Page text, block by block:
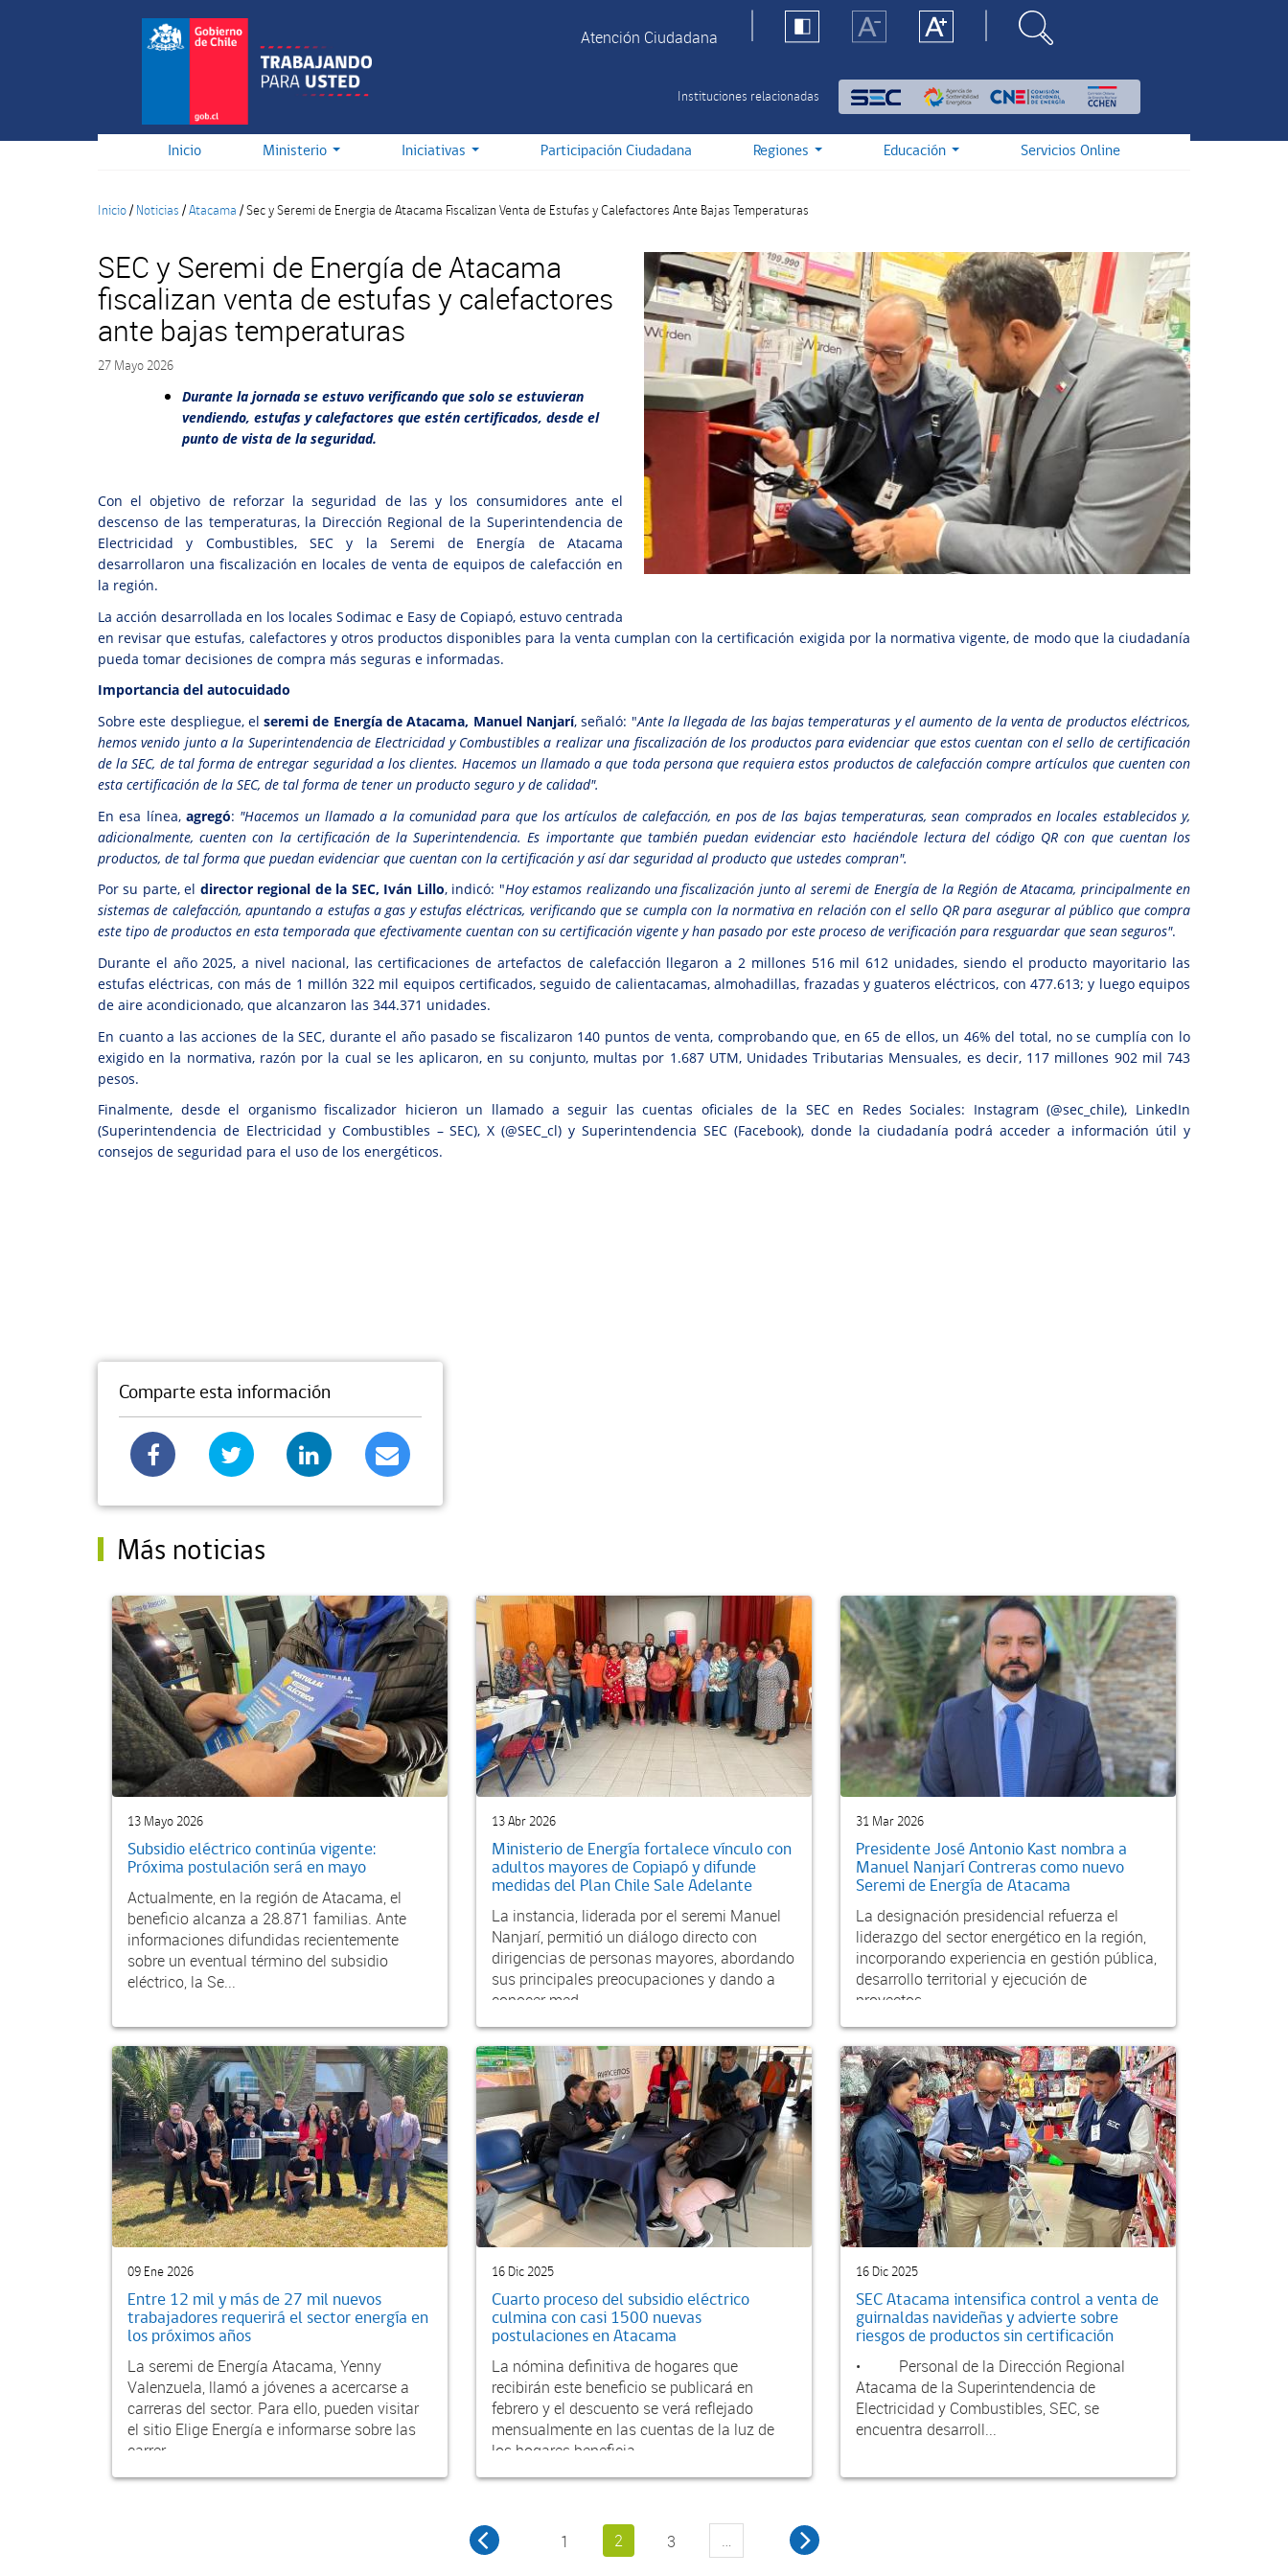
Atención Ciudadana
Instituciones relacionadas
Inicio Ministerio Iniciativas Participación Ciudadana Regiones Educación Servicios Online
Inicio/ Noticias /Atacama /Sec y Seremi de Energia de Atacama Fiscalizan Venta de Estufas y Calefactores Ante Bajas Temperaturas
SEC y Seremi de Energía de Atacama
fiscalizan venta de estufas y calefactores
ante bajas temperaturas
27 Mayo 2026
Durante la jornada se estuvo verificando que solo se estuvieran
vendiendo, estufas y calefactores que estén certificados, desde el
punto de vista de la seguridad.
Con el objetivo de reforzar la seguridad de las y los consumidores ante el
descenso de las temperaturas, la Dirección Regional de la Superintendencia de
Electricidad y Combustibles, SEC y la Seremi de Energía de Atacama
desarrollaron una fiscalización en locales de venta de equipos de calefacción en
la región.
La acción desarrollada en los locales Sodimac e Easy de Copiapó, estuvo centrada
en revisar que estufas, calefactores y otros productos disponibles para la venta cumplan con la certificación exigida por la normativa vigente, de modo que la ciudadanía
pueda tomar decisiones de compra más seguras e informadas.
Importancia del autocuidado
Sobre este despliegue, elseremi de Energía de Atacama, Manuel Nanjarí, señaló: "Ante la llegada de las bajas temperaturas y el aumento de la venta de productos eléctricos,
hemos venido junto a la Superintendencia de Electricidad y Combustibles a realizar una fiscalización de los productos para evidenciar que estos cuentan con el sello de certificación
de la SEC, de tal forma de entregar seguridad a los clientes. Hacemos un llamado a que toda persona que requiera estos productos de calefacción compre artículos que cuenten con
esta certificación de la SEC, de tal forma de tener un producto seguro y de calidad".
En esa línea, agregó: "Hacemos un llamado a la comunidad para que los artículos de calefacción, en pos de las bajas temperaturas, sean comprados en locales establecidos y,
adicionalmente, cuenten con la certificación de la Superintendencia. Es importante que también puedan evidenciar esto haciéndole lectura del código QR con que cuentan los
productos, de tal forma que puedan evidenciar que cuentan con la certificación y así dar seguridad al producto que ustedes compran".
Por su parte, el director regional de la SEC, Iván Lillo, indicó: "Hoy estamos realizando una fiscalización junto al seremi de Energía de la Región de Atacama, principalmente en
sistemas de calefacción, apuntando a estufas a gas y estufas eléctricas, verificando que se cumpla con la normativa en relación con el sello QR para asegurar al público que compra
este tipo de productos en esta temporada que efectivamente cuentan con su certificación vigente y han pasado por este proceso de verificación para resguardar que sean seguros".
Durante el año 2025, a nivel nacional, las certificaciones de artefactos de calefacción llegaron a 2 millones 516 mil 612 unidades, siendo el producto mayoritario las
estufas eléctricas, con más de 1 millón 322 mil equipos certificados, seguido de calientacamas, almohadillas, frazadas y guateros eléctricos, con 477.613; y luego equipos
de aire acondicionado, que alcanzaron las 344.371 unidades.
En cuanto a las acciones de la SEC, durante el año pasado se fiscalizaron 140 puntos de venta, comprobando que, en 65 de ellos, un 46% del total, no se cumplía con lo
exigido en la normativa, razón por la cual se les aplicaron, en su conjunto, multas por 1.687 UTM, Unidades Tributarias Mensuales, es decir, 117 millones 902 mil 743
pesos.
Finalmente, desde el organismo fiscalizador hicieron un llamado a seguir las cuentas oficiales de la SEC en Redes Sociales: Instagram (@sec_chile), LinkedIn
(Superintendencia de Electricidad y Combustibles – SEC), X (@SEC_cl) y Superintendencia SEC (Facebook), donde la ciudadanía podrá acceder a información útil y
consejos de seguridad para el uso de los energéticos.
Comparte esta información
Más noticias
13 Mayo 2026
Subsidio eléctrico continúa vigente:
Próxima postulación será en mayo
Actualmente, en la región de Atacama, el
beneficio alcanza a 28.871 familias. Ante
informaciones difundidas recientemente
sobre un eventual término del subsidio
eléctrico, la Se...
13 Abr 2026
Ministerio de Energía fortalece vínculo con
adultos mayores de Copiapó y difunde
medidas del Plan Chile Sale Adelante
La instancia, liderada por el seremi Manuel
Nanjarí, permitió un diálogo directo con
dirigencias de personas mayores, abordando
sus principales preocupaciones y dando a
conocer med...
31 Mar 2026
Presidente José Antonio Kast nombra a
Manuel Nanjarí Contreras como nuevo
Seremi de Energía de Atacama
La designación presidencial refuerza el
liderazgo del sector energético en la región,
incorporando experiencia en gestión pública,
desarrollo territorial y ejecución de
proyectos,...
09 Ene 2026
Entre 12 mil y más de 27 mil nuevos
trabajadores requerirá el sector energía en
los próximos años
La seremi de Energía Atacama, Yenny
Valenzuela, llamó a jóvenes a acercarse a
carreras del sector. Para ello, pueden visitar
el sitio Elige Energía e informarse sobre las
carrer...
16 Dic 2025
Cuarto proceso del subsidio eléctrico
culmina con casi 1500 nuevas
postulaciones en Atacama
La nómina definitiva de hogares que
recibirán este beneficio se publicará en
febrero y el descuento se verá reflejado
mensualmente en las cuentas de la luz de
los hogares beneficia...
16 Dic 2025
SEC Atacama intensifica control a venta de
guirnaldas navideñas y advierte sobre
riesgos de productos sin certificación
• Personal de la Dirección Regional
Atacama de la Superintendencia de
Electricidad y Combustibles, SEC, se
encuentra desarroll...
1 2 3 …